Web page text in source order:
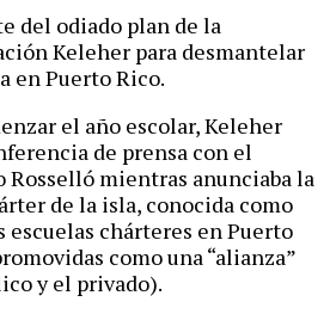
del odiado plan de la
Keleher para desmantelar
en Puerto Rico.
el año escolar, Keleher
de prensa con el
Rosselló mientras anunciaba la
de la isla, conocida como
escuelas chárteres en Puerto
como una “alianza”
y el privado).